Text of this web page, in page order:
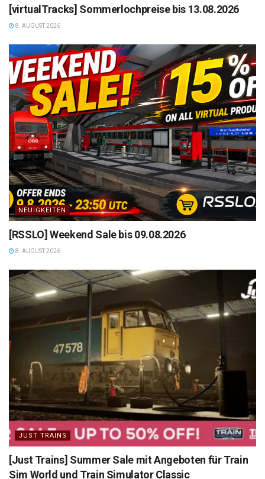
[virtualTracks] Sommerlochpreise bis 13.08.2026
8. AUGUST 2026
NEUIGKEITEN
[RSSLO] Weekend Sale bis 09.08.2026
8. AUGUST 2026
JUST TRAINS
[Just Trains] Summer Sale mit Angeboten für Train
Sim World und Train Simulator Classic